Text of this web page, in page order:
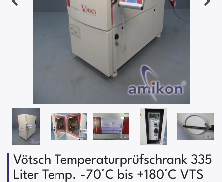
Vötsch Temperaturprüfschrank 335
Liter Temp. -70°C bis +180°C VTS